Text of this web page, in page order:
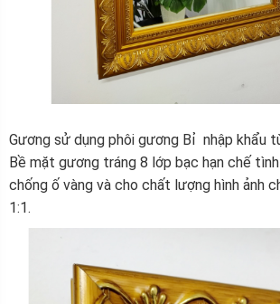
Gương sử dụng phôi gương Bỉ nhập khẩu
Bề mặt gương tráng 8 lớp bạc hạn chế
chống ố vàng và cho chất lượng hình ảnh
1:1.